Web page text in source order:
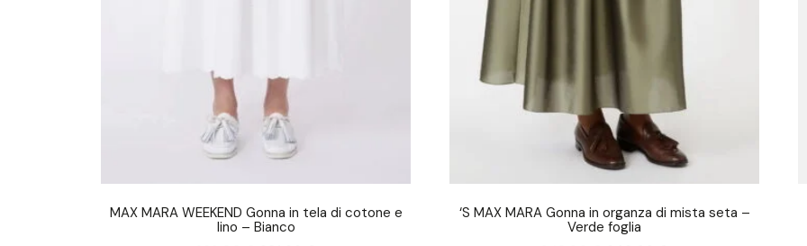
MAX MARA WEEKEND Gonna in tela di cotone e
lino – Bianco
‘S MAX MARA Gonna in organza di mista seta –
Verde foglia